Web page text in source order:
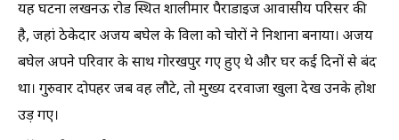
यह घटना लखनऊ रोड स्थित शालीमार पैराडाइज आवासीय परिसर की
है, जहां ठेकेदार अजय बघेल के विला को चोरों ने निशाना बनाया। अजय
बघेल अपने परिवार के साथ गोरखपुर गए हुए थे और घर कई दिनों से बंद
था। गुरुवार दोपहर जब वह लौटे, तो मुख्य दरवाजा खुला देख उनके होश
उड़ गए।